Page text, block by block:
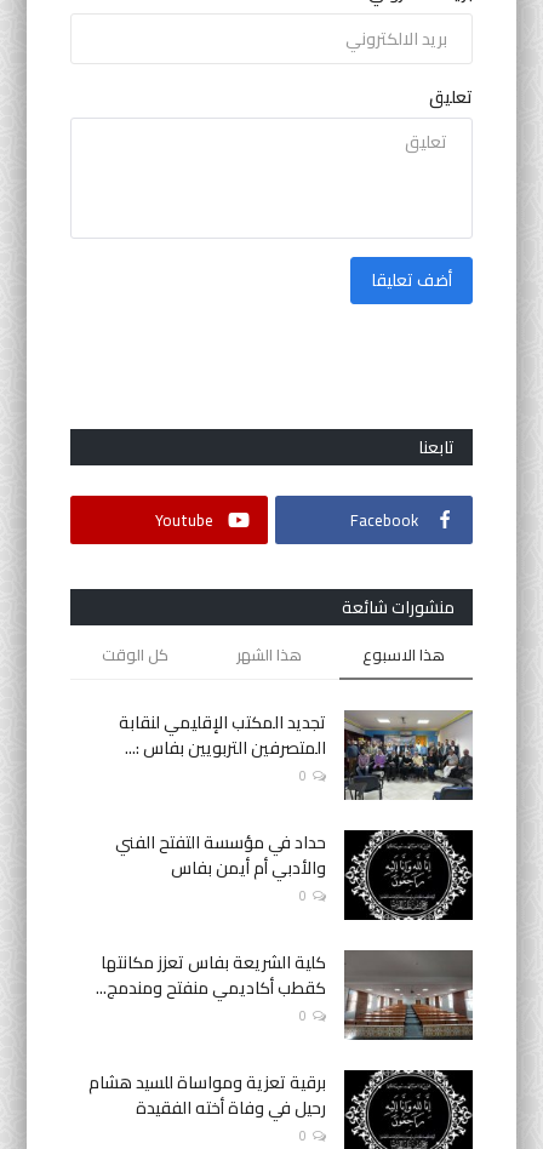
تعليق
أضف تعليقا
تابعنا
Facebook
Youtube
منشورات شائعة
هذا الاسبوع هذا الشهر كل الوقت
تجديد المكتب الإقليمي لنقابة
المتصرفين التربويين بفاس :...
0
حداد في مؤسسة التفتح الفني
والأدبي أم أيمن بفاس
0
كلية الشريعة بفاس تعزز مكانتها
كقطب أكاديمي منفتح ومندمج...
0
برقية تعزية ومواساة للسيد هشام
رحيل في وفاة أخته الفقيدة
0